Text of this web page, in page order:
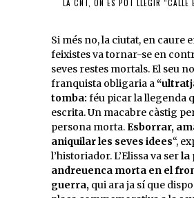
LA CNT, ON ES POT LLEGIR “CALLE
Si més no, la ciutat, en caure
feixistes va tornar-se en
seves restes mortals. El seu
franquista obligaria a
tomba: féu picar la llegenda
escrita. Un macabre càstig
persona morta.Esborrar,
aniquilar les seves idees“,
l’historiador. L’Elissa va serla
andreuenca morta en el
guerra, qui ara ja sí que